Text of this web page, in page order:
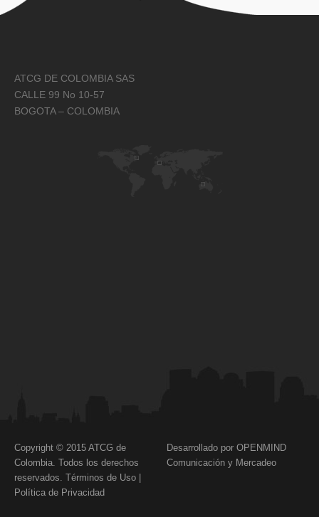
ATCG DE COLOMBIA SAS
CALLE 99 No 10-57
BOGOTA – COLOMBIA
Copyright © 2015 ATCG de
Colombia. Todos los derechos
reservados. Términos de Uso
Política de Privacidad
Desarrollado por OPENMIND
Comunicación y Mercadeo